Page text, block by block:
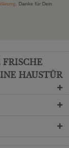
. Danke für Dein
HAUSTÜR